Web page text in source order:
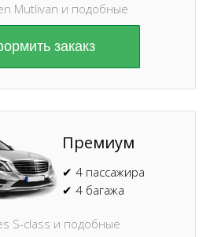
Mutlivan и подобные
Премиум
S-class и подобные
✔ 4 пассажира
✔ 4 багажа
закакз